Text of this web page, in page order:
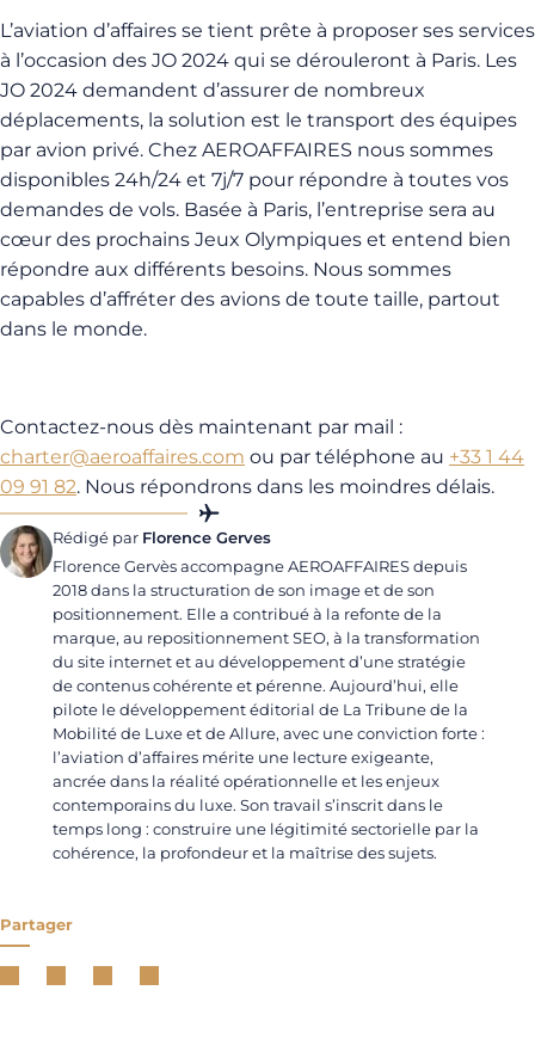
L’aviation d’affaires se tient prête à proposer ses services
à l’occasion des JO 2024 qui se dérouleront à Paris. Les
JO 2024 demandent d’assurer de nombreux
déplacements, la solution est le transport des équipes
par avion privé. Chez AEROAFFAIRES nous sommes
disponibles 24h/24 et 7j/7 pour répondre à toutes vos
demandes de vols. Basée à Paris, l’entreprise sera au
cœur des prochains Jeux Olympiques et entend bien
répondre aux différents besoins. Nous sommes
capables d’affréter des avions de toute taille, partout
dans le monde.
Contactez-nous dès maintenant par mail :
charter@aeroaffaires.com ou par téléphone au +33 1 44
09 91 82. Nous répondrons dans les moindres délais.
Rédigé par Florence Gerves
Florence Gervès accompagne AEROAFFAIRES depuis
2018 dans la structuration de son image et de son
positionnement. Elle a contribué à la refonte de la
marque, au repositionnement SEO, à la transformation
du site internet et au développement d’une stratégie
de contenus cohérente et pérenne. Aujourd’hui, elle
pilote le développement éditorial de La Tribune de la
Mobilité de Luxe et de Allure, avec une conviction forte :
l’aviation d’affaires mérite une lecture exigeante,
ancrée dans la réalité opérationnelle et les enjeux
contemporains du luxe. Son travail s’inscrit dans le
temps long : construire une légitimité sectorielle par la
cohérence, la profondeur et la maîtrise des sujets.
Partager